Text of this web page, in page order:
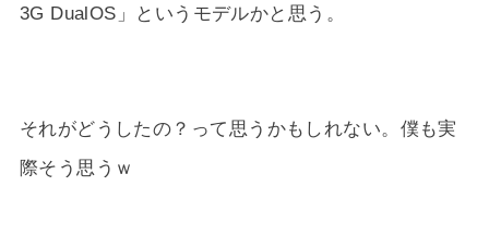
3G DualOS」というモデルかと思う。
それがどうしたの？って思うかもしれない。僕も実
際そう思うｗ